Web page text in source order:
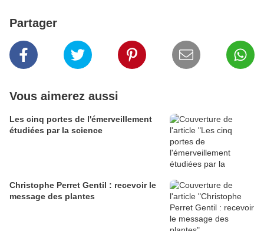
Partager
Vous aimerez aussi
Les cinq portes de l'émerveillement
étudiées par la science
Christophe Perret Gentil : recevoir le
message des plantes